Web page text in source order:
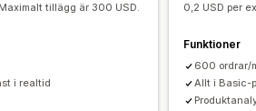
instrumentpaneler
Rapportschemaläggning
Lager och produkt
tillägg är 300 USD.
i realtid
0,2 USD per
Funktioner
600 ordrar/
Allt i Basic-